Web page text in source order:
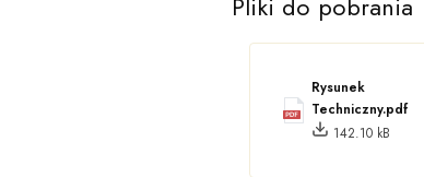
Rysunek
Techniczny.pdf
142.10 kB